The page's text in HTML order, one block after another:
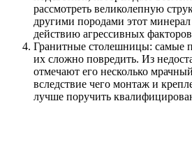
рассмотреть великолепную
другими породами этот
действию агрессивных
Гранитные столешницы: самые
их сложно повредить. Из
отмечают его несколько
вследствие чего монтаж и
лучше поручить